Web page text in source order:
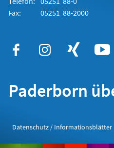
Fax:
05251 88-2000
Paderborn
Datenschutz / Informationsblätter